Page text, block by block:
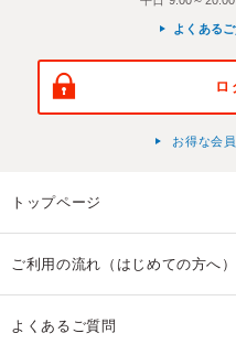
よくある
ロ
お得な会
トップページ
ご利用の流れ（はじめての方へ）
よくあるご質問